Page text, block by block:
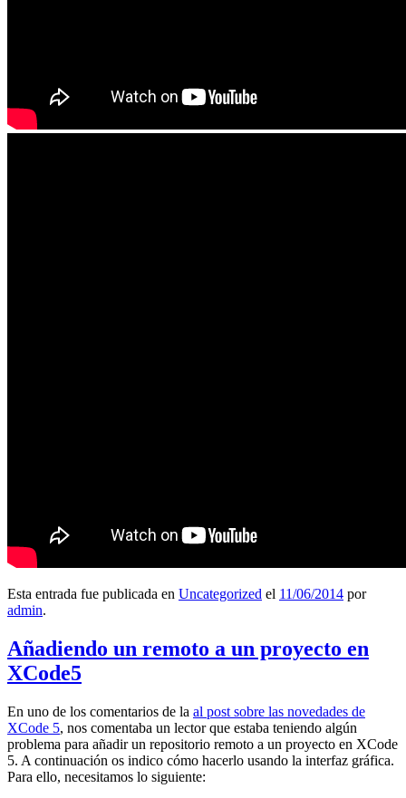
Esta entrada fue publicada en Uncategorized el 11/06/2014 por
admin.
Añadiendo un remoto a un proyecto en
XCode5
En uno de los comentarios de la al post sobre las novedades de
XCode 5, nos comentaba un lector que estaba teniendo algún
problema para añadir un repositorio remoto a un proyecto en XCode
5. A continuación os indico cómo hacerlo usando la interfaz gráfica.
Para ello, necesitamos lo siguiente: